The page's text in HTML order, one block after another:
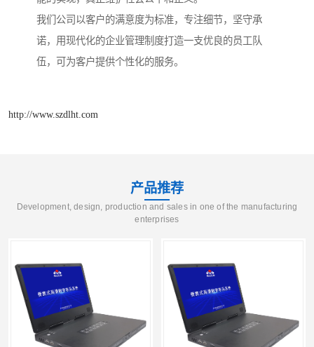
我们公司以客户的满意度为标准，专注细节，坚守承
诺，用现代化的企业管理制度打造一支优良的员工队
伍，可为客户提供个性化的服务。
http://www.szdlht.com
产品推荐
Development, design, production and sales in one of the manufacturing
enterprises